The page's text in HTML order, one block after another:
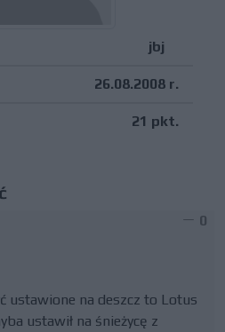
jbj
26.08.2008 r.
21 pkt.
0
ustawione na deszcz to Lotus
ustawił na śnieżycę z